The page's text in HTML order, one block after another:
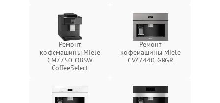
Ремонт
кофемашины Miele
CM7750 OBSW
CoffeeSelect
Ремонт
кофемашины Miele
CVA7440 GRGR